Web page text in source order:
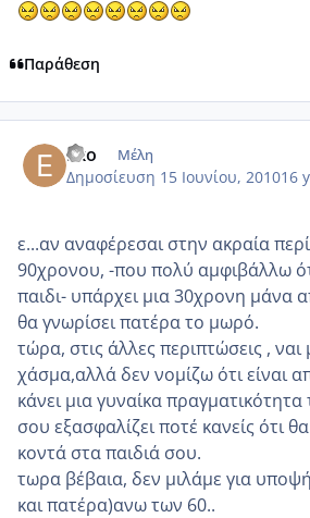
Παράθεση
Eko Μέλη
Δημοσίευση 15 Ιουνίου, 201016
ε...αν αναφέρεσαι στην ακραία
90χρονου, -που πολύ αμφιβάλλω
παιδι- υπάρχει μια 30χρονη μάνα
θα γνωρίσει πατέρα το μωρό.
τώρα, στις άλλες περιπτώσεις , ναι
χάσμα,αλλά δεν νομίζω ότι είναι
κάνει μια γυναίκα
σου εξασφαλίζει ποτέ κανείς ότι
κοντά στα παιδιά σου.
τωρα βέβαια, δεν μιλάμε για
και πατέρα)ανω των 60..